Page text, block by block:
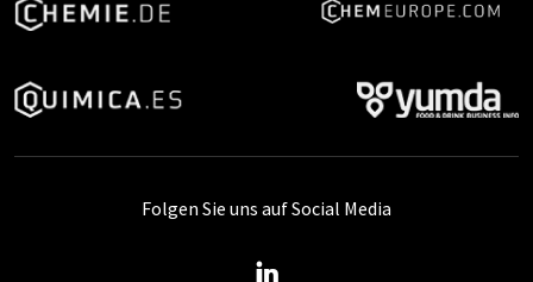
Folgen Sie uns auf Social Media